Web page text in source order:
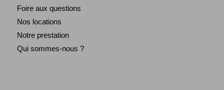
Foire aux questions
Nos locations
Notre prestation
Qui sommes-nous ?